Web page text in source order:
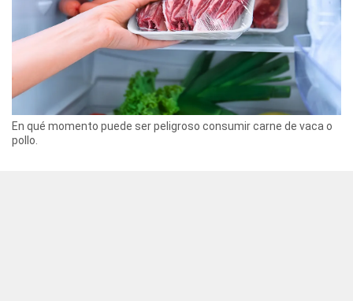
En qué momento puede ser peligroso consumir carne de vaca o
pollo.